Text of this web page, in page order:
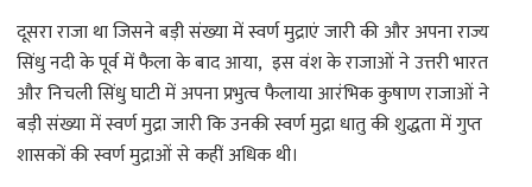
दूसरा राजा था जिसने बड़ी संख्या में स्वर्ण मुद्राएं जारी की और अपना राज्य
सिंधु नदी के पूर्व में फैला के बाद आया, इस वंश के राजाओं ने उत्तरी भारत
और निचली सिंधु घाटी में अपना प्रभुत्व फैलाया आरंभिक कुषाण राजाओं ने
बड़ी संख्या में स्वर्ण मुद्रा जारी कि उनकी स्वर्ण मुद्रा धातु की शुद्धता में गुप्त
शासकों की स्वर्ण मुद्राओं से कहीं अधिक थी।